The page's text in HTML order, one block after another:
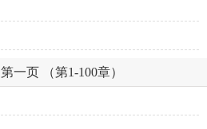
一页 （第1-100章）